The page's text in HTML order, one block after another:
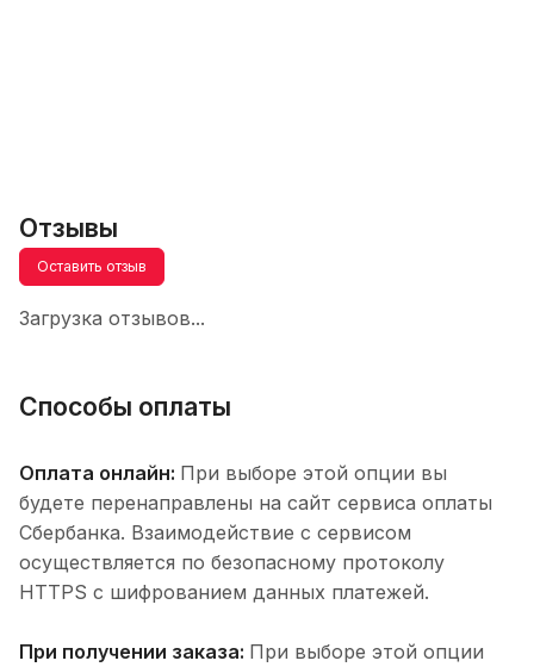
Отзывы
Оставить отзыв
Загрузка отзывов...
Способы оплаты
Оплата онлайн: При выборе этой опции вы
будете перенаправлены на сайт сервиса оплаты
Сбербанка. Взаимодействие с сервисом
осуществляется по безопасному протоколу
HTTPS с шифрованием данных платежей.
При получении заказа: При выборе этой опции